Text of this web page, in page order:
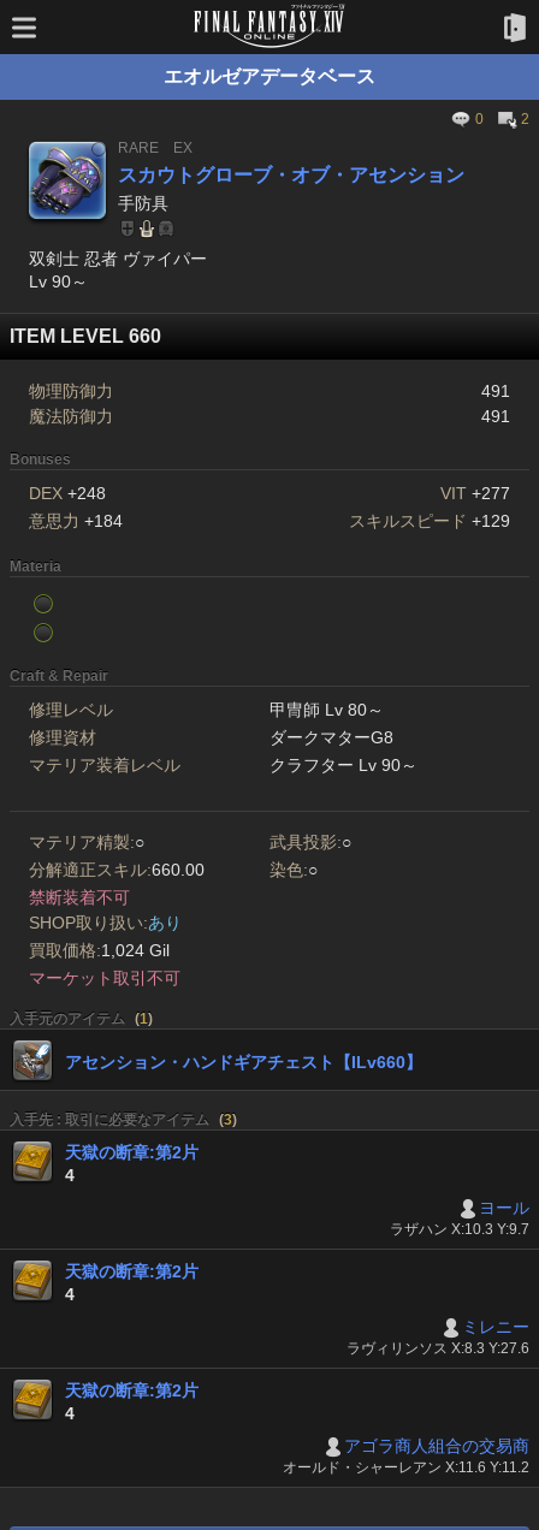
エオルゼアデータベース
0
2
RARE
EX
スカウトグローブ・オブ・アセンション
手防具
双剣士 忍者 ヴァイパー
Lv 90～
ITEM LEVEL 660
物理防御力
491
魔法防御力
491
Bonuses
DEX +248 VIT +277
意思力 +184 スキルスピード +129
Materia
Craft & Repair
修理レベル
甲冑師 Lv 80～
修理資材
ダークマターG8
マテリア装着レベル
クラフター Lv 90～
マテリア精製:○ 武具投影:○
分解適正スキル:660.00 染色:○
禁断装着不可
SHOP取り扱い:あり
買取価格:1,024 Gil
マーケット取引不可
入手元のアイテム (1)
アセンション・ハンドギアチェスト【ILv660】
入手先 : 取引に必要なアイテム (3)
天獄の断章:第2片
4
ヨール
ラザハン X:10.3 Y:9.7
天獄の断章:第2片
4
ミレニー
ラヴィリンソス X:8.3 Y:27.6
天獄の断章:第2片
4
アゴラ商人組合の交易商
オールド・シャーレアン X:11.6 Y:11.2